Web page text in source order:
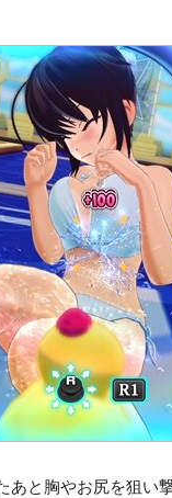
あと胸やお尻を狙い